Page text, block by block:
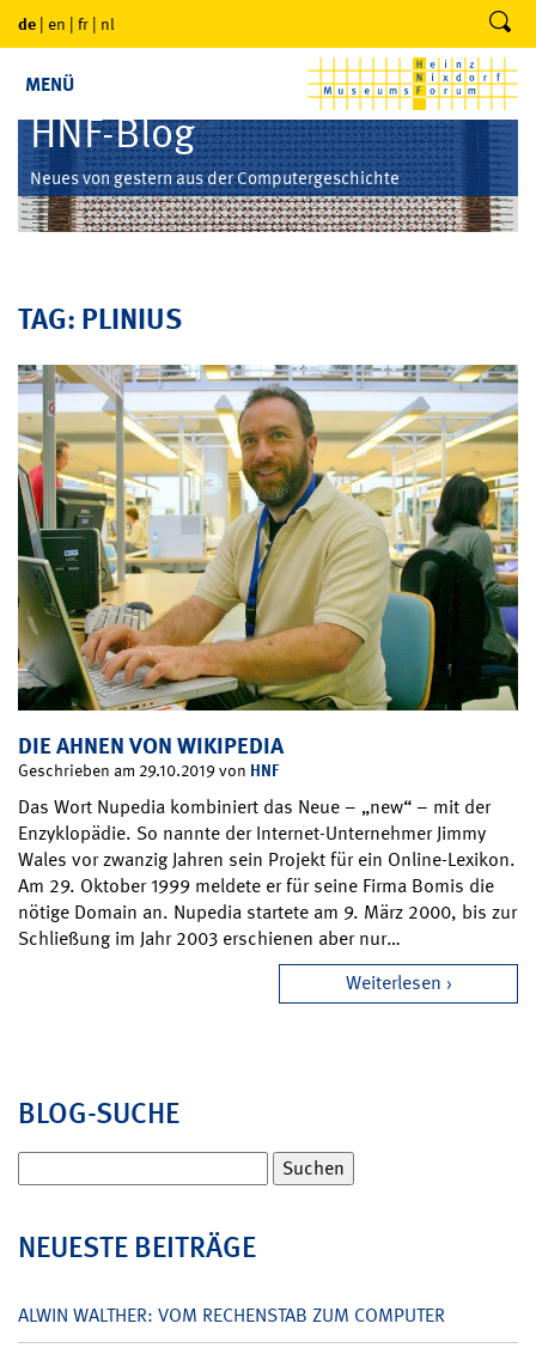
de | en | fr | nl
MENÜ
HNF-Blog
Neues von gestern aus der Computergeschichte
TAG: PLINIUS
DIE AHNEN VON WIKIPEDIA
Geschrieben am 29.10.2019 von HNF
Das Wort Nupedia kombiniert das Neue – „new“ – mit der
Enzyklopädie. So nannte der Internet-Unternehmer Jimmy
Wales vor zwanzig Jahren sein Projekt für ein Online-Lexikon.
Am 29. Oktober 1999 meldete er für seine Firma Bomis die
nötige Domain an. Nupedia startete am 9. März 2000, bis zur
Schließung im Jahr 2003 erschienen aber nur…
Weiterlesen
BLOG-SUCHE
nach:
NEUESTE BEITRÄGE
ALWIN WALTHER: VOM RECHENSTAB ZUM COMPUTER